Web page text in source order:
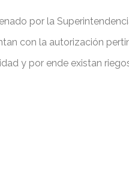
por la
con la autorización
y por ende existan